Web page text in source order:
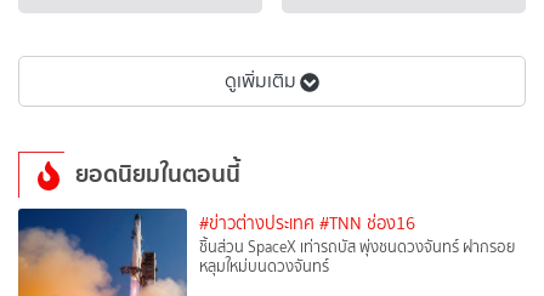
ดูเพิ่มเติม
ยอดนิยมในตอนนี้
#ข่าวต่างประเทศ #TNN ช่อง16
ชิ้นส่วน SpaceX เท่ารถบัส พุ่งชนดวงจันทร์ ฝากรอย
หลุมใหม่บนดวงจันทร์